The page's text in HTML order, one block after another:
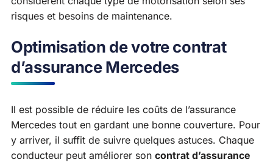
risques et besoins de maintenance.
Optimisation de votre contrat
d’assurance Mercedes
Il est possible de réduire les coûts de l’assurance
Mercedes tout en gardant une bonne couverture. Pour
y arriver, il suffit de suivre quelques astuces. Chaque
conducteur peut améliorer son contrat d’assurance